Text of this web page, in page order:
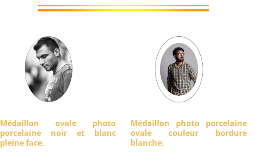
Médaillon ovale photo
porcelaine noir et blanc
pleine face.
Médaillon photo porcelaine
ovale couleur bordure
blanche.